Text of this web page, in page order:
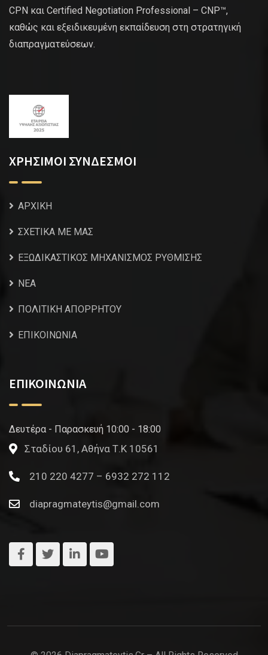
CPN και Certified Negotiation Professional – CNP™,
καθώς και εξειδικευμένη εκπαίδευση στη στρατηγική
διαπραγματεύσεων.
ΧΡΗΣΙΜΟΙ ΣΥΝΔΕΣΜΟΙ
ΑΡΧΙΚΗ
ΣΧΕΤΙΚΑ ΜΕ ΜΑΣ
ΕΞΩΔΙΚΑΣΤΙΚΟΣ ΜΗΧΑΝΙΣΜΟΣ ΡΥΘΜΙΣΗΣ
NEA
ΠΟΛΙΤΙΚΗ ΑΠΟΡΡΗΤΟΥ
ΕΠΙΚΟΙΝΩΝΙΑ
ΕΠΙΚΟΙΝΩΝΙΑ
Δευτέρα - Παρασκευή 10:00 - 18:00
Σταδίου 61, Αθήνα Τ.Κ 10561
210 220 4277 – 6932 272 112
diapragmateytis@gmail.com